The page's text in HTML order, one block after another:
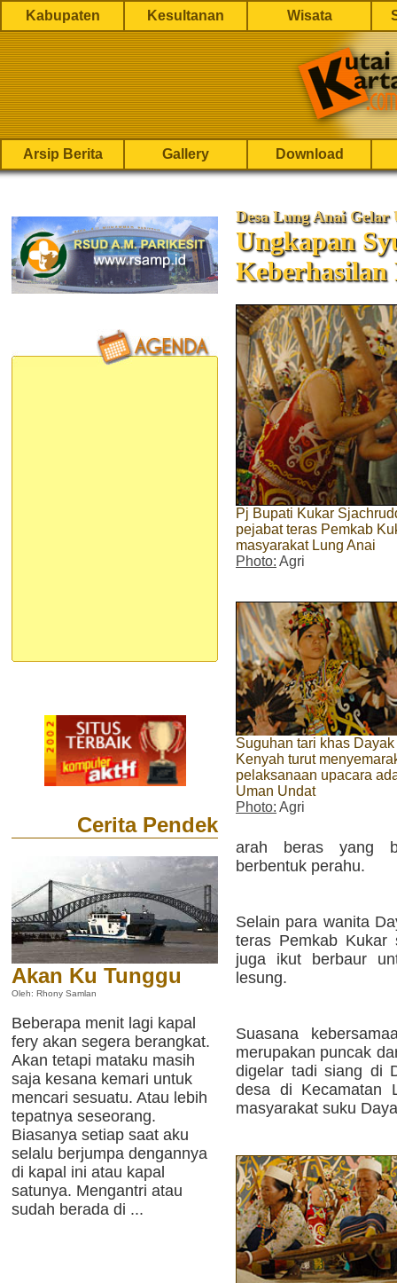
Kabupaten Kesultanan Wisata
Arsip Berita Gallery Download
Cerita Pendek
Akan Ku Tunggu
Oleh: Rhony Samlan
Beberapa menit lagi kapal
fery akan segera berangkat.
Akan tetapi mataku masih
saja kesana kemari untuk
mencari sesuatu. Atau lebih
tepatnya seseorang.
Biasanya setiap saat aku
selalu berjumpa dengannya
di kapal ini atau kapal
satunya. Mengantri atau
sudah berada di ...
Desa Lung Anai Gelar
Ungkapan
Keberhasilan
Pj Bupati Kukar
pejabat teras Pemkab
masyarakat Lung Anai
Photo: Agri
Suguhan tari khas Dayak
Kenyah turut
pelaksanaan upacara
Uman Undat
Photo: Agri
arah beras yang
berbentuk perahu.
Selain para wanita
teras Pemkab Kukar
juga ikut berbaur
lesung.
Suasana
merupakan puncak
digelar tadi siang di
desa di Kecamatan
masyarakat suku